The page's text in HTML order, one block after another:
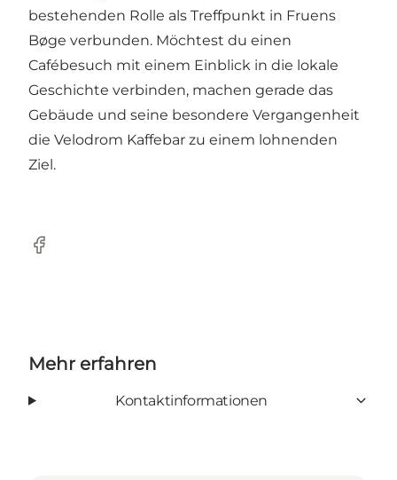
bestehenden Rolle als Treffpunkt in Fruens
Bøge verbunden. Möchtest du einen
Cafébesuch mit einem Einblick in die lokale
Geschichte verbinden, machen gerade das
Gebäude und seine besondere Vergangenheit
die Velodrom Kaffebar zu einem lohnenden
Ziel.
Facebook
Mehr erfahren
Kontaktinformationen